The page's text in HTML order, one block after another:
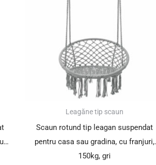
Leagăne tip scaun
Scaun rotund tip leagan suspendat
pentru casa sau gradina, cu franjuri,
150kg, gri